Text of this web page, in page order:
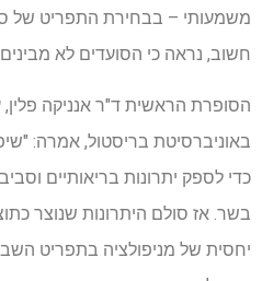
משמעותי – בבחירת התפריט של
חשוב, נראה כי הסועדים לא
הסופרת הראשית ד"ר אנניקה
באוניברסיטת בריסטול, אמרה:
כדי לספק יתרונות בריאותיים
בשר. אז סולם היתרונות שנוצר
יחסית של מניפולציה בתפריט